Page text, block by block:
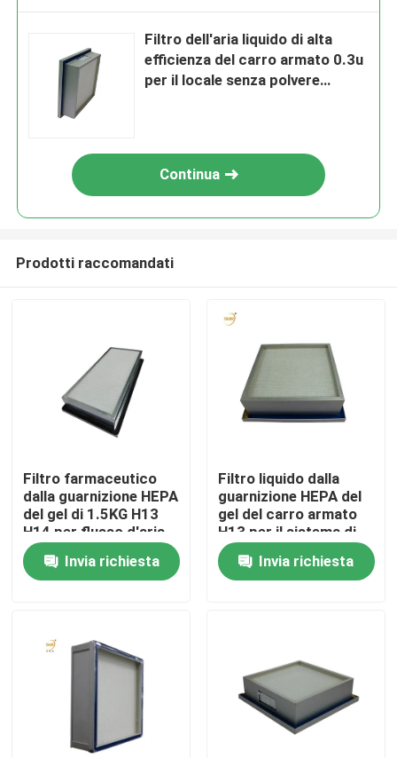
Casa
Prodotti
Circa noi
Giro della fabbrica
Filtro dell'aria liquido di alta
efficienza del carro armato 0.3u
per il locale senza polvere
Continua
Prodotti raccomandati
Filtro farmaceutico
dalla guarnizione HEPA
del gel di 1.5KG H13
H14 per flusso d'aria
laminare
Invia richiesta
Filtro liquido dalla
guarnizione HEPA del
gel del carro armato
H13 per il sistema di
HVAC della sala pulita
Invia richiesta